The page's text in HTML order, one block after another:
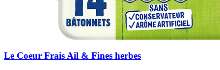
Le Coeur Frais Ail & Fines herbes